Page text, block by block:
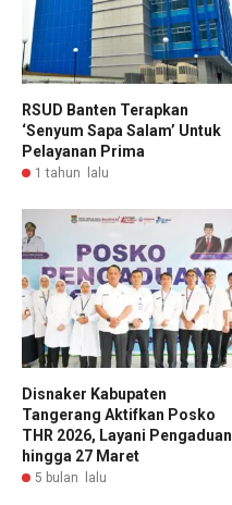
RSUD Banten Terapkan
‘Senyum Sapa Salam’ Untuk
Pelayanan Prima
1 tahun lalu
Disnaker Kabupaten
Tangerang Aktifkan Posko
THR 2026, Layani Pengaduan
hingga 27 Maret
5 bulan lalu